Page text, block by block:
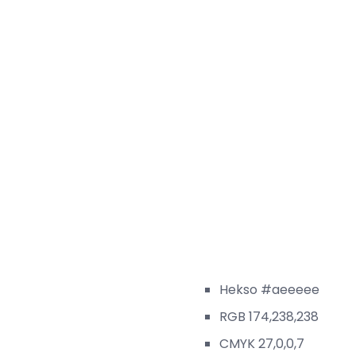
Hekso #aeeeee
RGB 174,238,238
CMYK 27,0,0,7